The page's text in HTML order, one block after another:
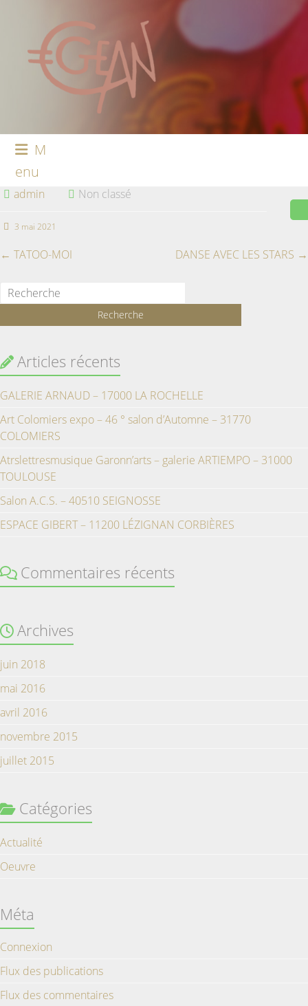
M
enu
admin Non classé
3 mai 2021
← TATOO-MOI DANSE AVEC LES STARS →
Articles récents
GALERIE ARNAUD – 17000 LA ROCHELLE
Art Colomiers expo – 46 ° salon d’Automne – 31770
COLOMIERS
Atrslettresmusique Garonn’arts – galerie ARTIEMPO – 31000
TOULOUSE
Salon A.C.S. – 40510 SEIGNOSSE
ESPACE GIBERT – 11200 LÉZIGNAN CORBIÈRES
Commentaires récents
Archives
juin 2018
mai 2016
avril 2016
novembre 2015
juillet 2015
Catégories
Actualité
Oeuvre
Méta
Connexion
Flux des publications
Flux des commentaires